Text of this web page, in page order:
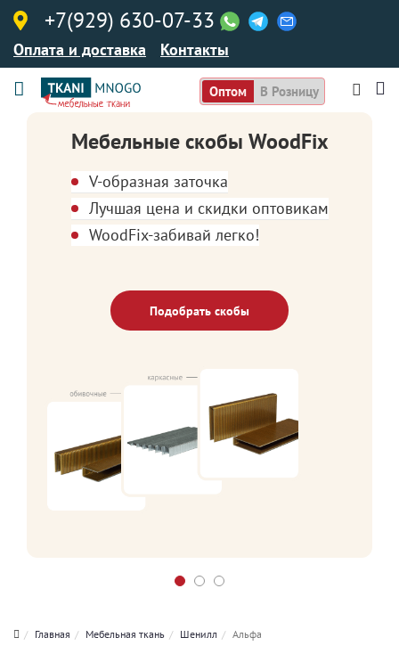
+7(929) 630-07-33
Оплата и доставка Контакты
Оптом В Розницу
Мебельные скобы WoodFix
V-образная заточка
Лучшая цена и скидки оптовикам
WoodFix-забивай легко!
Подобрать скобы
Главная Мебельная ткань Шенилл Альфа